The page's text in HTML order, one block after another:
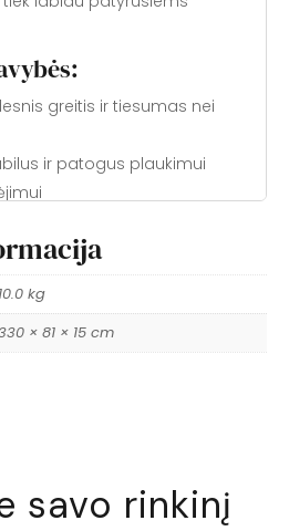
greitis ir tiesumas nei
ir patogus plaukimui
– saugumas bet kokiu oru
į kuprinę, lengva
kuriems svarbu ir
10.0 kg
× 81 × 15 cm
savo rinkinį